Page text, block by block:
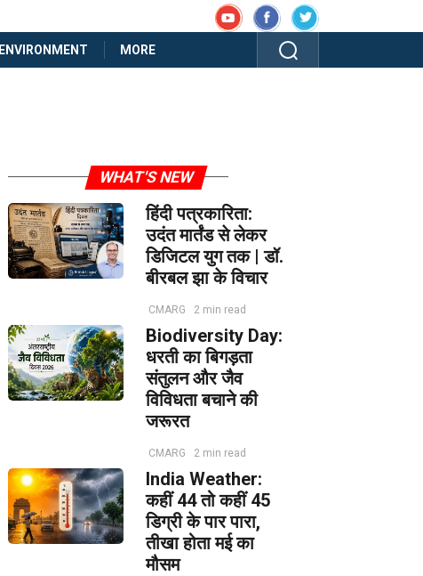
ENVIRONMENT MORE
WHAT'S NEW
हिंदी पत्रकारिता:
उदंत मार्तंड से लेकर
डिजिटल युग तक | डॉ.
बीरबल झा के विचार
CMARG 2 min read
Biodiversity Day:
धरती का बिगड़ता
संतुलन और जैव
विविधता बचाने की
जरूरत
CMARG 2 min read
India Weather:
कहीं 44 तो कहीं 45
डिग्री के पार पारा,
तीखा होता मई का
मौसम